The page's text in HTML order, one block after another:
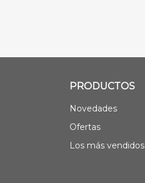
PRODUCTOS
Novedades
Ofertas
Los más vendidos